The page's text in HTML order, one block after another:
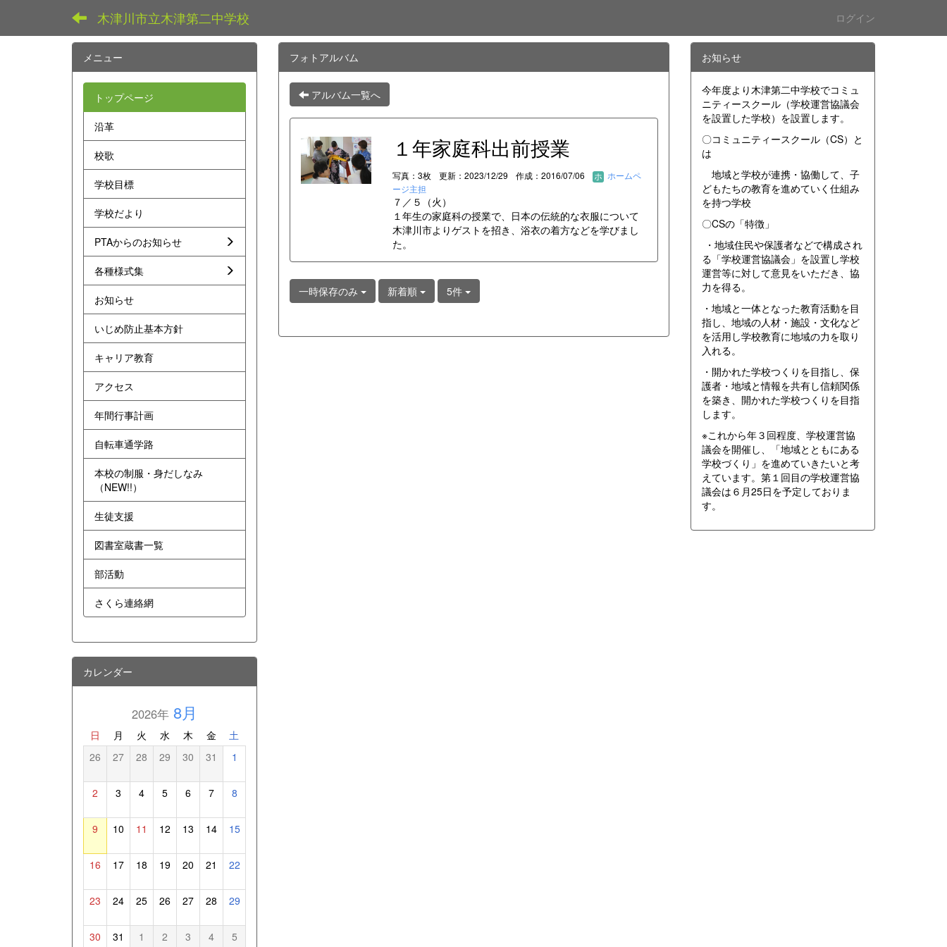
木津川市立木津第二中学校 ログイン
フォトアルバム
アルバム一覧へ
１年家庭科出前授業
写真：3枚 更新：2023/12/29 作成：2016/07/06
ホームペ
ージ主担
７／５（火）
１年生の家庭科の授業で、日本の伝統的な衣服について
木津川市よりゲストを招き、浴衣の着方などを学びまし
た。
一時保存のみ 新着順 5件
メニュー
トップページ
沿革
校歌
学校目標
学校だより
PTAからのお知らせ
各種様式集
お知らせ
いじめ防止基本方針
キャリア教育
アクセス
年間行事計画
自転車通学路
本校の制服・身だしなみ
（NEW!!）
生徒支援
図書室蔵書一覧
部活動
さくら連絡網
カレンダー
2026年8月
日 月 火 水 木 金 土
26 27 28 29 30 31 1
2 3 4 5 6 7 8
9 10 11 12 13 14 15
16 17 18 19 20 21 22
23 24 25 26 27 28 29
30 31 1 2 3 4 5
お知らせ
今年度より木津第二中学校でコミュ
ニティースクール（学校運営協議会
を設置した学校）を設置します。
〇コミュニティースクール（CS）と
は
地域と学校が連携・協働して、子
どもたちの教育を進めていく仕組み
を持つ学校
〇CSの「特徴」
・地域住民や保護者などで構成され
る「学校運営協議会」を設置し学校
運営等に対して意見をいただき、協
力を得る。
・地域と一体となった教育活動を目
指し、地域の人材・施設・文化など
を活用し学校教育に地域の力を取り
入れる。
・開かれた学校つくりを目指し、保
護者・地域と情報を共有し信頼関係
を築き、開かれた学校つくりを目指
します。
※これから年３回程度、学校運営協
議会を開催し、「地域とともにある
学校づくり」を進めていきたいと考
えています。第１回目の学校運営協
議会は６月25日を予定しておりま
す。